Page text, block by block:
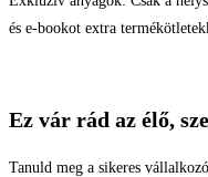
és e-bookot extra
Ez vár rád az élő,
Tanuld meg a sikeres